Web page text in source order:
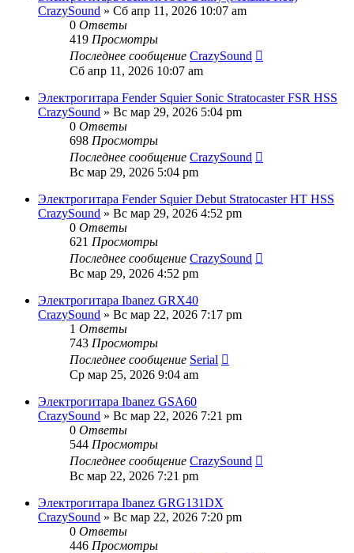
CrazySound » Сб апр 11, 2026 10:07 am
0 Ответы
419 Просмотры
Последнее сообщение CrazySound
Сб апр 11, 2026 10:07 am
Электрогитара Fender Squier Sonic Stratocaster FSR HSS
CrazySound » Вс мар 29, 2026 5:04 pm
0 Ответы
698 Просмотры
Последнее сообщение CrazySound
Вс мар 29, 2026 5:04 pm
Электрогитара Fender Squier Debut Stratocaster HT HSS
CrazySound » Вс мар 29, 2026 4:52 pm
0 Ответы
621 Просмотры
Последнее сообщение CrazySound
Вс мар 29, 2026 4:52 pm
Электрогитара Ibanez GRX40
CrazySound » Вс мар 22, 2026 7:17 pm
1 Ответы
743 Просмотры
Последнее сообщение Serial
Ср мар 25, 2026 9:04 am
Электрогитара Ibanez GSA60
CrazySound » Вс мар 22, 2026 7:21 pm
0 Ответы
544 Просмотры
Последнее сообщение CrazySound
Вс мар 22, 2026 7:21 pm
Электрогитара Ibanez GRG131DX
CrazySound » Вс мар 22, 2026 7:20 pm
0 Ответы
446 Просмотры